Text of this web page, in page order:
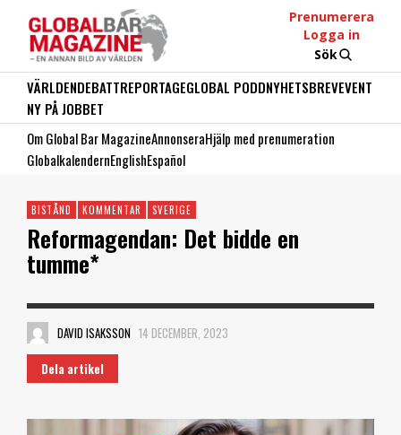
Prenumerera
Logga in
Sök
VÄRLDENDEBATTREPORTAGEGLOBAL PODDNYHETSBREVEVENT
NY PÅ JOBBET
Om Global Bar MagazineAnnonseraHjälp med prenumeration
GlobalkalendernEnglishEspañol
BISTÅND KOMMENTAR SVERIGE
Reformagendan: Det bidde en
tumme*
DAVID ISAKSSON 14 DECEMBER, 2023
Dela artikel